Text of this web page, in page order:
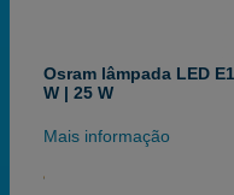
Osram lâmpada LED
W | 25 W
Mais informação